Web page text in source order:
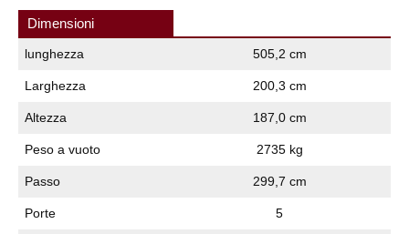
Dimensioni
lunghezza 505,2 cm
Larghezza 200,3 cm
Altezza 187,0 cm
Peso a vuoto 2735 kg
Passo 299,7 cm
Porte 5